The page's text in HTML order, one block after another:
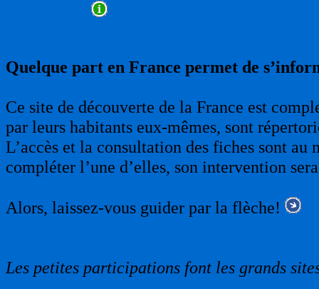
Quelque part en France permet de
Ce site de découverte de la France est
par leurs habitants eux-mêmes, sont
L’accès et la consultation des fiches sont
compléter l’une d’elles, son intervention
Alors, laissez-vous guider par la flèche!
Les petites participations font les grands